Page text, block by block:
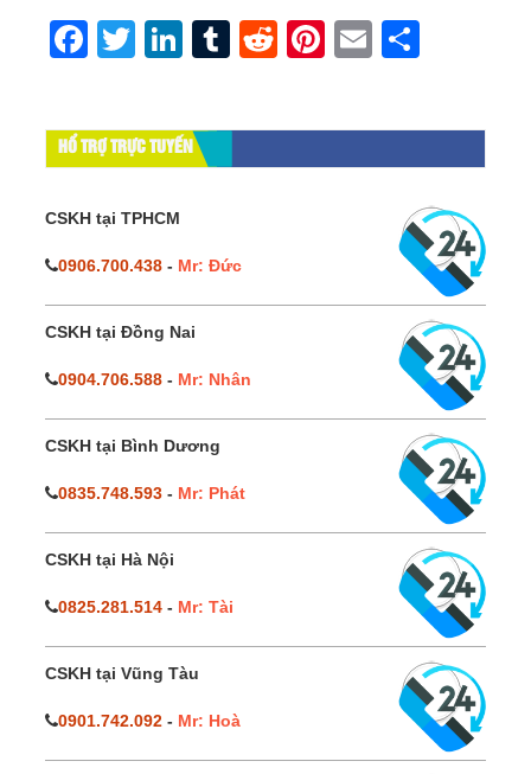
Facebook
Twitter
LinkedIn
Tumblr
RedditPinterest
Email
HỔ TRỢ TRỰC TUYẾN
CSKH tại TPHCM
0906.700.438 - Mr: Đức
CSKH tại Đồng Nai
0904.706.588 - Mr: Nhân
CSKH tại Bình Dương
0835.748.593 - Mr: Phát
CSKH tại Hà Nội
0825.281.514 - Mr: Tài
CSKH tại Vũng Tàu
0901.742.092 - Mr: Hoà